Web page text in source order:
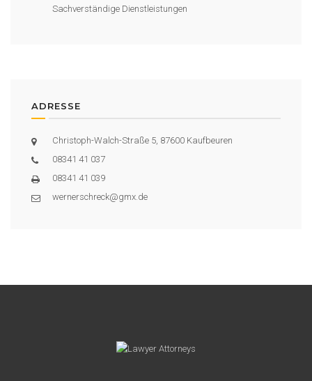
Sachverständige Dienstleistungen
ADRESSE
Christoph-Walch-Straße 5, 87600 Kaufbeuren
08341 41 037
08341 41 039
wernerschreck@gmx.de